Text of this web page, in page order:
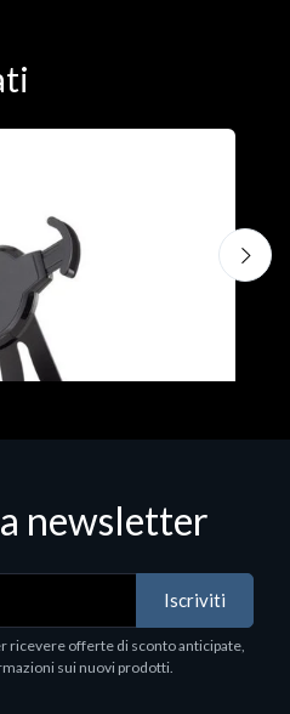
BLACK. Porta tablet
orientabile in tre assi.
newsletter
Iscriviti
ricevere offerte di sconto anticipate,
sui nuovi prodotti.